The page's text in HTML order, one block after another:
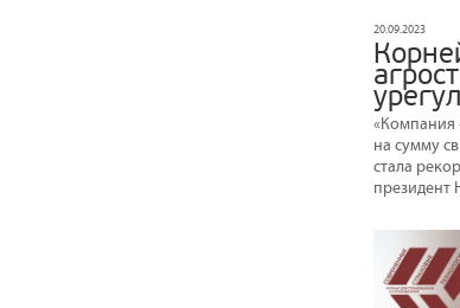
20.09.2023
«Компания
на сумму
стала
президент